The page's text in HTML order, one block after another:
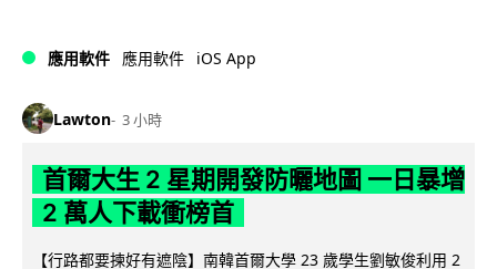
應用軟件 應用軟件 iOS App
Lawton 3 小時
首爾大生 2 星期開發防曬地圖 一日暴增
2 萬人下載衝榜首
【行路都要揀好有遮陰】南韓首爾大學 23 歲學生劉敏俊利用 2